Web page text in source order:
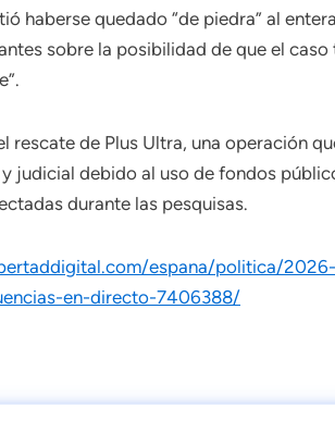
haberse quedado “de piedra” al
sobre la posibilidad de que el caso
rescate de Plus Ultra, una operación
judicial debido al uso de fondos
durante las pesquisas.
espana/politica/
en-directo-7406388/